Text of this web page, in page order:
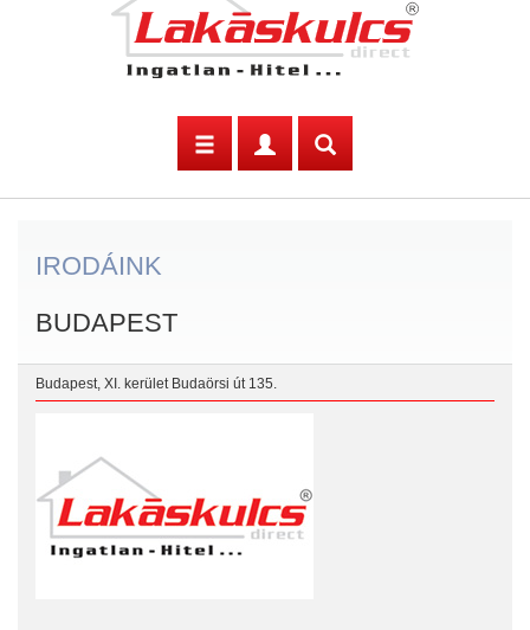
IRODÁINK
BUDAPEST
Budapest, XI. kerület Budaörsi út 135.